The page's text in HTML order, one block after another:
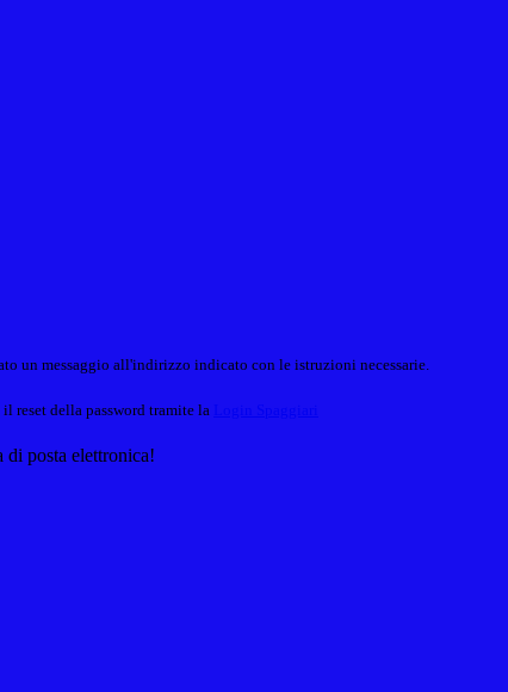
un messaggio all'indirizzo indicato con le istruzioni necessarie.
reset della password tramite la
di posta elettronica!